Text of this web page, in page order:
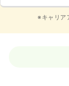
※キャリア